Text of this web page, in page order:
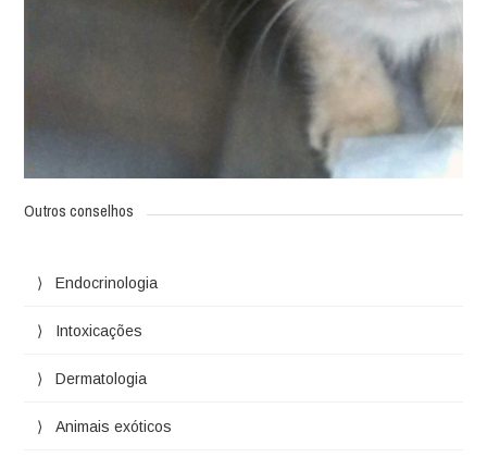
Outros conselhos
Endocrinologia
Intoxicações
Dermatologia
Animais exóticos